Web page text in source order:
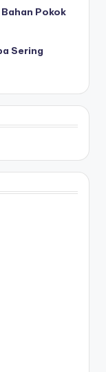
Pokok
Sering